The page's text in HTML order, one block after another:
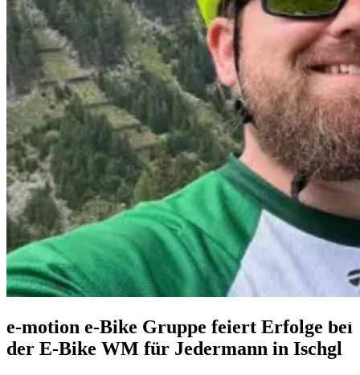
e-motion e-Bike Gruppe feiert Erfolge bei
der E-Bike WM für Jedermann in Ischgl